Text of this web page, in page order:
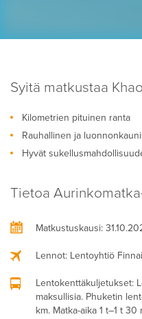
Syitä matkustaa
Kilometrien pituinen ranta
Rauhallinen ja
Hyvät
Tietoa
Matkustuskausi:
Lennot: Lentoyhtiö
Lentokenttäkuljetukset:
maksullisia. Phuketin
km. Matka-aika 1 t–1 t 30